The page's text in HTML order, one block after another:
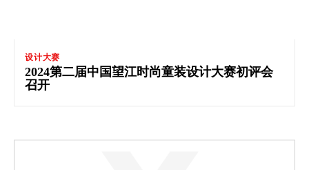
设计大赛
2024第二届中国望江时尚童装设计大赛初评会
召开